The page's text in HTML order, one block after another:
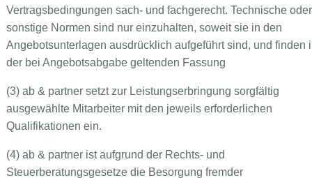
Vertragsbedingungen sach- und fachgerecht. Technische oder
sonstige Normen sind nur einzuhalten, soweit sie in den
Angebotsunterlagen ausdrücklich aufgeführt sind, und finden
der bei Angebotsabgabe geltenden Fassung
(3) ab & partner setzt zur Leistungserbringung sorgfältig
ausgewählte Mitarbeiter mit den jeweils erforderlichen
Qualifikationen ein.
(4) ab & partner ist aufgrund der Rechts- und
Steuerberatungsgesetze die Besorgung fremder